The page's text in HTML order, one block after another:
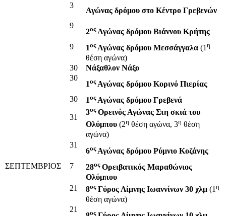
3
Αγώνας δρόμου στο Κέντρο Γρεβενών
9
2οςΑγώνας δρόμου Βιάννου Κρήτης
9
1ος Αγώνας δρόμου Μεσσάγγαλα (1 η
θέση αγώνα)
30
Νάξαθλον Νάξο
30
1οςΑγώνας δρόμου Κορινό Πιερίας
30
1οςΑγώνας δρόμου Γρεβενά
31
3οςΟρεινός Αγώνας Στη σκιά του
Ολύμπου (2η θέση αγώνα, 3η θέση
αγώνα)
31
6οςΑγώνας δρόμου Ρύμνιο Κοζάνης
ΣΕΠΤΕΜΒΡΙΟΣ
7 28οςΟρειβατικός Μαραθώνιος
Ολύμπου
21
8οςΓύρος Λίμνης Ιωαννίνων 30 χλμ (1 η
θέση αγώνα)
21
ος